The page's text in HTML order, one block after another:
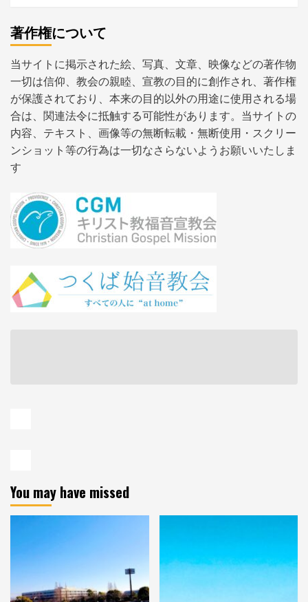
著作権について
当サイトに掲示された絵、写真、文章、映像などの著作物
一切は信仰、教会の親睦、宣教の目的に創作され、著作権
が保護されており、本来の目的以外の用途に使用される場
合は、関連法令に抵触する可能性があります。当サイトの
内容、テキスト、画像等の無断転載・無断使用・スクリー
ンショット等の行為は一切なさらないようお願いいたしま
す
You may have missed